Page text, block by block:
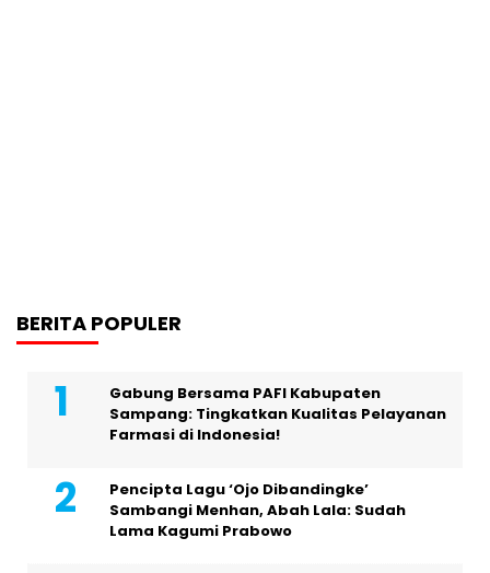
BERITA POPULER
Gabung Bersama PAFI Kabupaten
Sampang: Tingkatkan Kualitas Pelayanan
Farmasi di Indonesia!
Pencipta Lagu ‘Ojo Dibandingke’
Sambangi Menhan, Abah Lala: Sudah
Lama Kagumi Prabowo